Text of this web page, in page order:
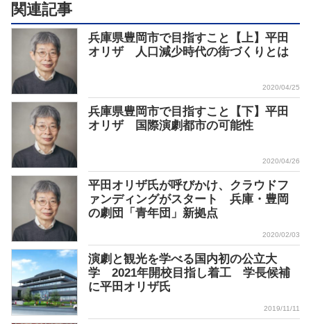
関連記事
兵庫県豊岡市で目指すこと【上】平田
オリザ 人口減少時代の街づくりとは
2020/04/25
兵庫県豊岡市で目指すこと【下】平田
オリザ 国際演劇都市の可能性
2020/04/26
平田オリザ氏が呼びかけ、クラウドフ
ァンディングがスタート 兵庫・豊岡
の劇団「青年団」新拠点
2020/02/03
演劇と観光を学べる国内初の公立大
学 2021年開校目指し着工 学長候補
に平田オリザ氏
2019/11/11